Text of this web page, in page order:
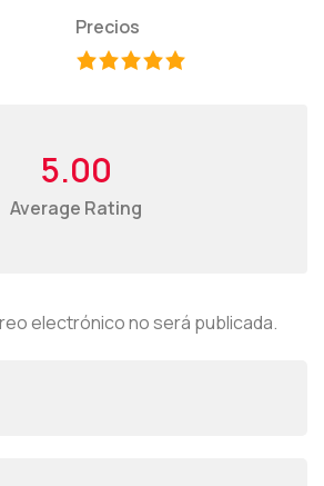
Precios
5.00
Average Rating
electrónico no será publicada.